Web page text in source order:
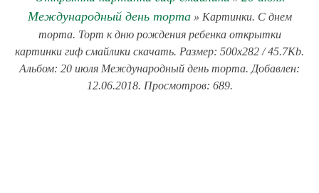
Международный день торта» Картинки. С днем
торта. Торт к дню рождения ребенка открытки
картинки гиф смайлики скачать. Размер: 500x282 / 45.7Kb.
Альбом: 20 июля Международный день торта. Добавлен:
12.06.2018. Просмотров: 689.